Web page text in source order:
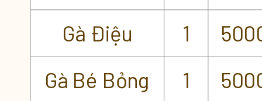
Gà Điệu 1
Gà Bé Bỏng
1